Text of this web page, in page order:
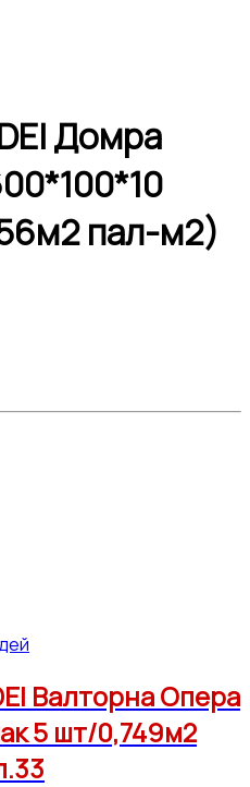
Домра
пал-м2)
Валторна Опера
5 шт/0,749м2